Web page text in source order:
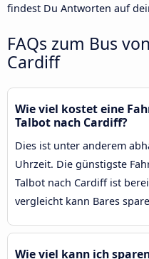
findest Du Antworten auf
FAQs zum Bus
Cardiff
Wie viel kostet eine
Talbot nach Cardiff?
Dies ist unter anderem
Uhrzeit. Die günstigste
Talbot nach Cardiff ist
vergleicht kann Bares
Wie viel kann ich